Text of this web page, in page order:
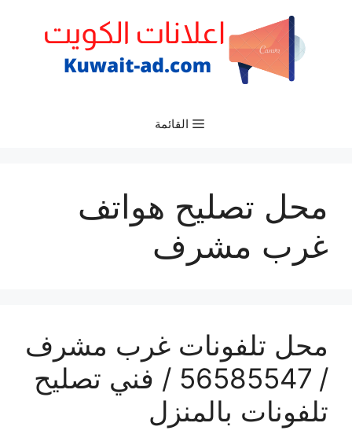
القائمة
محل تصليح هواتف
غرب مشرف
محل تلفونات غرب مشرف
/ 56585547 / فني تصليح
تلفونات بالمنزل